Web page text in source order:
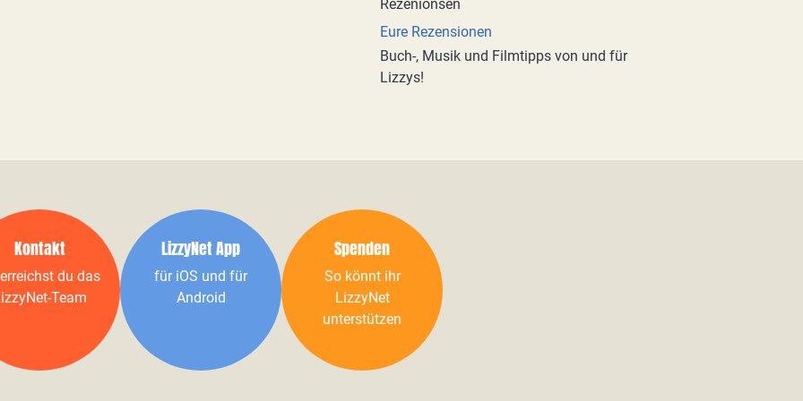
Eure Rezensionen
Buch-, Musik und Filmtipps von und für
Lizzys!
Kontakt
du das
Team
LizzyNet App
für iOS und für
Android
Spenden
So könnt ihr
LizzyNet
unterstützen